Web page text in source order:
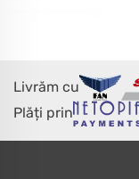
Livrăm cu
Plăți prin